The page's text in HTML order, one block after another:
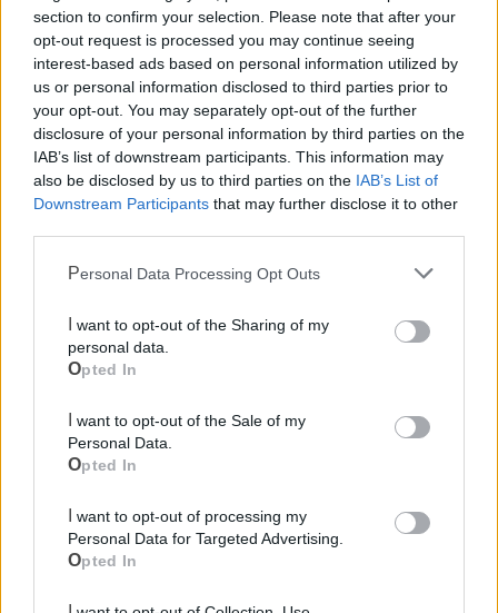
section to confirm your selection. Please note that after your
opt-out request is processed you may continue seeing
interest-based ads based on personal information utilized by
us or personal information disclosed to third parties prior to
your opt-out. You may separately opt-out of the further
disclosure of your personal information by third parties on the
IAB’s list of downstream participants. This information may
also be disclosed by us to third parties on the IAB’s List of
Downstream Participants that may further disclose it to other
Personal Data Processing Opt Outs
personal data.
Opted In
Personal Data.
Opted In
Personal Data for Targeted Advertising.
Opted In
Mondo CIA
Cia Agricoltori Italiani | Puglia - Area Due
Due Mari